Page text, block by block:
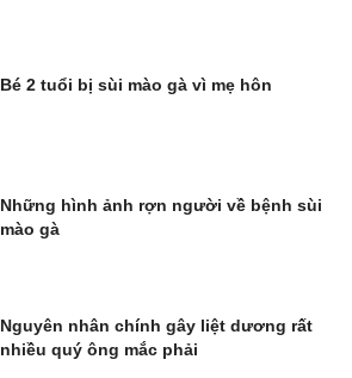
Bé 2 tuổi bị sùi mào gà vì mẹ hôn
Những hình ảnh rợn người về bệnh sùi
mào gà
Nguyên nhân chính gây liệt dương rất
nhiều quý ông mắc phải